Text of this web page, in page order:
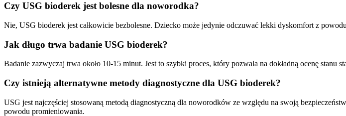
Czy USG bioderek jest bolesne dla noworodka?
Nie, USG bioderek jest całkowicie bezbolesne. Dziecko może jedynie odczuwać lekki dyskomfort z
Jak długo trwa badanie USG bioderek?
Badanie zazwyczaj trwa około 10-15 minut. Jest to szybki proces, który pozwala na dokładną ocenę stanu
Czy istnieją alternatywne metody diagnostyczne dla USG bioderek?
USG jest najczęściej stosowaną metodą diagnostyczną dla noworodków ze względu na swoją
powodu promieniowania.